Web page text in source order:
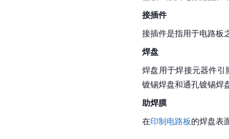
接插件
接插件是指用于电路板
焊盘
焊盘用于焊接元器件引
镀锡焊盘和通孔镀锡焊
助焊膜
在印制电路板的焊盘表